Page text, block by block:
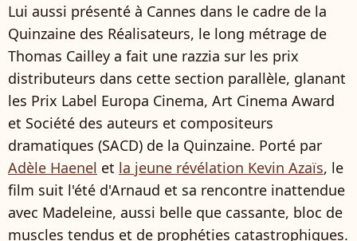
Lui aussi présenté à Cannes dans le cadre de la
Quinzaine des Réalisateurs, le long métrage de
Thomas Cailley a fait une razzia sur les prix
distributeurs dans cette section parallèle, glanant
les Prix Label Europa Cinema, Art Cinema Award
et Société des auteurs et compositeurs
dramatiques (SACD) de la Quinzaine. Porté par
Adèle Haenel et la jeune révélation Kevin Azaïs, le
film suit l'été d'Arnaud et sa rencontre inattendue
avec Madeleine, aussi belle que cassante, bloc de
muscles tendus et de prophéties catastrophiques.